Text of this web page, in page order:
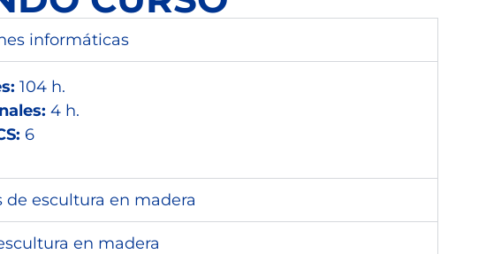
informáticas
104 h.
4 h.
6
de escultura en madera
en madera